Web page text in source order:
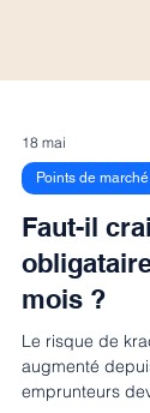
18 mai
Points de marché
Faut-il
mois ?
Le risque de